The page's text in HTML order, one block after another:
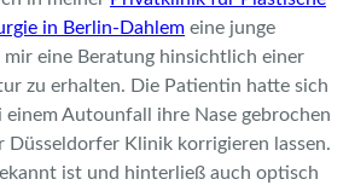
in Berlin-Dahlem eine junge
eine Beratung hinsichtlich einer
zu erhalten. Die Patientin hatte sich
einem Autounfall ihre Nase gebrochen
Düsseldorfer Klinik korrigieren lassen.
ist und hinterließ auch optisch